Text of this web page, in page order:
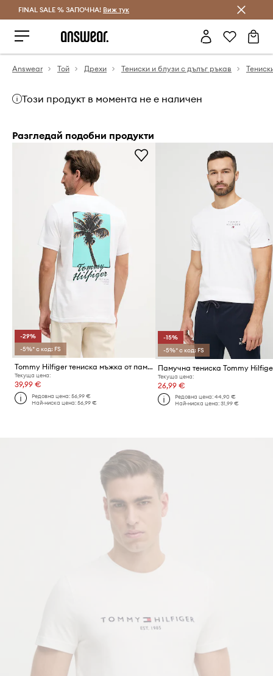
Спестявай с Answear Club
FINAL SALE % ЗАПОЧНА! Виж тук
Answear Той Дрехи Тениски и блузи с дълъг ръкав
Този продукт в момента не е наличен
Разгледай подобни продукти
-29%
-5%* с код: FS
Tommy Hilfiger тениска мъжка от памук
Текуща цена:
39,99 €
Редовна цена:56,99 €
Най-ниска цена:56,99 €
-15%
-5%* с код: FS
Памучна тениска Tommy
Текуща цена:
26,99 €
Редовна цена: 44,90 €
Най-ниска цена: 31,99 €